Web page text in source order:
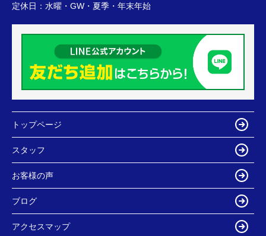
定休日： 水曜・GW・夏季・年末年始
トップページ
スタッフ
お客様の声
ブログ
アクセスマップ